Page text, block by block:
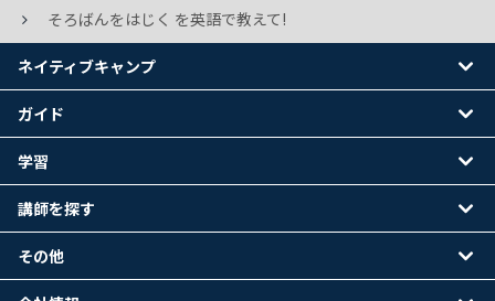
そろばんをはじく を英語で教えて!
ネイティブキャンプ
ガイド
学習
講師を探す
その他